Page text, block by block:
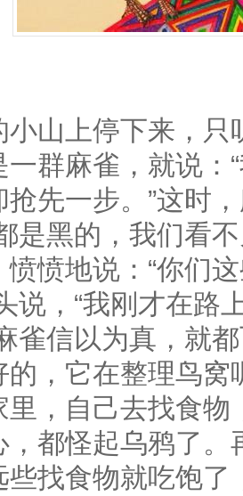
山上停下来，只
群麻雀，就说：
先一步。”这时
是黑的，我们看
愤地说：“你们
说，“我刚才在路
雀信以为真，就
的，它在整理鸟
里，自己去找食
，都怪起乌鸦了
找食物就吃饱了